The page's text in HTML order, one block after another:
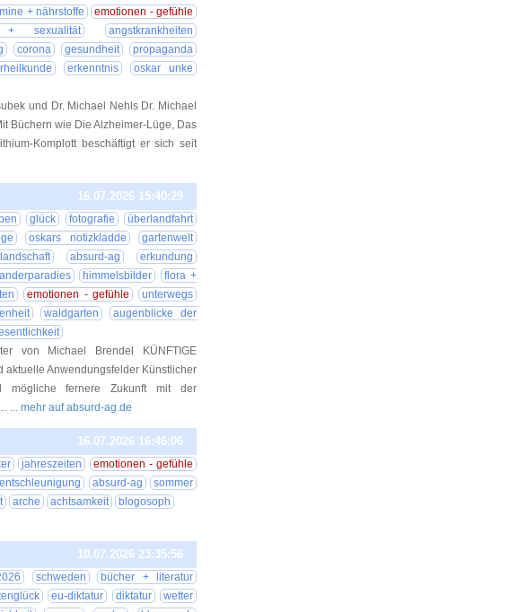
+ nährstoffe
emotionen - gefühle
+ sexualität
angstkrankheiten
corona gesundheit
propaganda
erkenntnis
oskar unke
und Dr. Michael Nehls Dr. Michael
Büchern wie Die Alzheimer-Lüge, Das
Komplott beschäftigt er sich seit
16.07.2026 15:40:29
glück fotografie
überlandfahrt
oskars notizkladde
gartenwelt
absurd-ag
erkundung
himmelsbilder
flora +
emotionen - gefühle
unterwegs
waldgarten
augenblicke der
von Michael Brendel KÜNFTIGE
aktuelle Anwendungsfelder Künstlicher
fernere Zukunft mit der
... mehr auf absurd-ag.de
16.07.2026 16:46:06
jahreszeiten
emotionen - gefühle
entschleunigung absurd-ag
sommer
arche achtsamkeit
blogosoph
10.07.2026 23:35:56
schweden
bücher + literatur
eu-diktatur diktatur
wetter